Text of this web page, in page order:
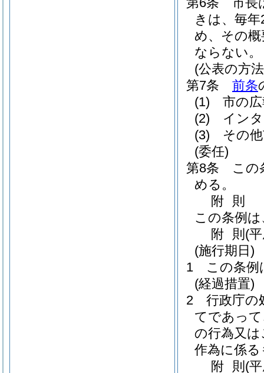
きは、毎
め、その
ならない。
(公表の方
第7条
前条
(1)
市の
(2)
イン
(3)
その
(委任)
第8条
この
める。
附 則
この条例
附 則 (
(施行期日)
1
この条例
(経過措置)
2
行政庁の
てであっ
の行為又
作為に係
附 則 (